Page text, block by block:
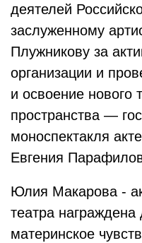
деятелей
заслуженному
Плужникову за
организации и
и освоение нового
пространства —
моноспектакля
Евгения
Юлия Макарова -
театра
материнское